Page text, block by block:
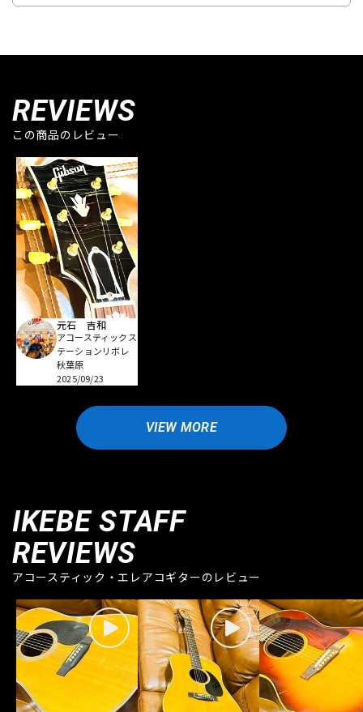
REVIEWS
この商品のレビュー
元石 吉和
アコースティックス
テーションリボレ
秋葉原
2025/09/23
VIEW MORE
IKEBE STAFF
REVIEWS
アコースティック・エレアコギターのレビュー